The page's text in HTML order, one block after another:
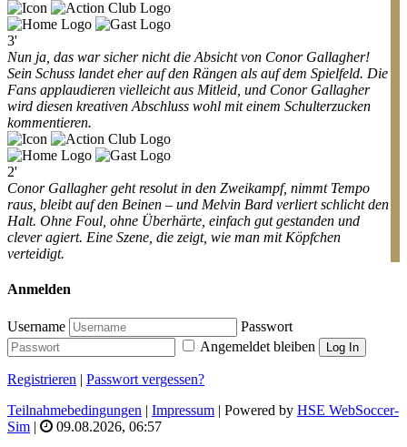
3'
Nun ja, das war sicher nicht die Absicht von Conor Gallagher!
Sein Schuss landet eher auf den Rängen als auf dem Spielfeld. Die
Fans applaudieren vielleicht aus Mitleid, und Conor Gallagher
wird diesen kreativen Abschluss wohl mit einem Schulterzucken
kommentieren.
2'
Conor Gallagher geht resolut in den Zweikampf, nimmt Tempo
raus, bleibt auf den Beinen – und Melvin Bard verliert schlicht den
Halt. Ohne Foul, ohne Überhärte, einfach gut gestanden und
clever agiert. Eine Szene, die zeigt, wie man mit Köpfchen
verteidigt.
Anmelden
Username
Passwort
Angemeldet bleiben
Log In
Registrieren | Passwort vergessen?
Teilnahmebedingungen | Impressum | Powered by HSE WebSoccer-
Sim | 09.08.2026, 06:57